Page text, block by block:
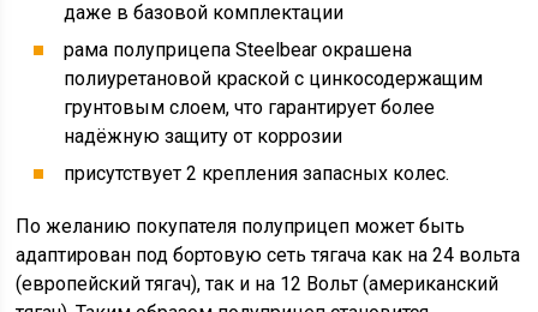
даже в базовой комплектации
рама полуприцепа Steelbear окрашена
полиуретановой краской с цинкосодержащим
грунтовым слоем, что гарантирует более
надёжную защиту от коррозии
присутствует 2 крепления запасных колес.
По желанию покупателя полуприцеп может быть
адаптирован под бортовую сеть тягача как на 24 вольта
(европейский тягач), так и на 12 Вольт (американский